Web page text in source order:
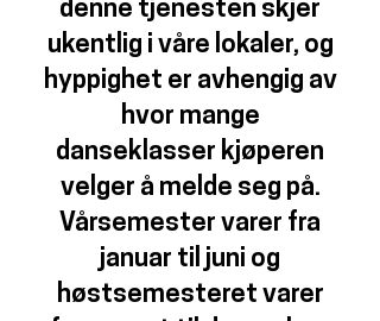
denne tjenesten skjer
ukentlig i våre lokaler, og
hyppighet er avhengig av
hvor mange
danseklasser kjøperen
velger å melde seg på.
Vårsemester varer fra
januar til juni og
høstsemesteret varer